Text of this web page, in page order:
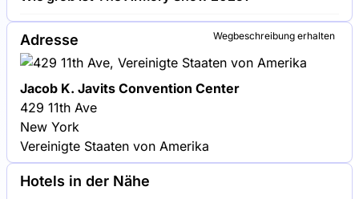
Show 2025 ausstellen.
The Armory Show 2025 umfasst eine
Ausstellungsfläche von 20.000 Quadratmetern.
Wegbeschreibung erhalten
Adresse
Jacob K. Javits Convention Center
429 11th Ave
New York
Vereinigte Staaten von Amerika
Hotels in der Nähe